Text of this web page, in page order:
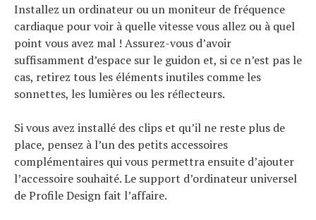
Installez un ordinateur ou un moniteur de fréquence
cardiaque pour voir à quelle vitesse vous allez ou à quel
point vous avez mal ! Assurez-vous d’avoir
suffisamment d’espace sur le guidon et, si ce n’est pas le
cas, retirez tous les éléments inutiles comme les
sonnettes, les lumières ou les réﬂecteurs.
Si vous avez installé des clips et qu’il ne reste plus de
place, pensez à l’un des petits accessoires
complémentaires qui vous permettra ensuite d’ajouter
l’accessoire souhaité. Le support d’ordinateur universel
de Profile Design fait l’affaire.